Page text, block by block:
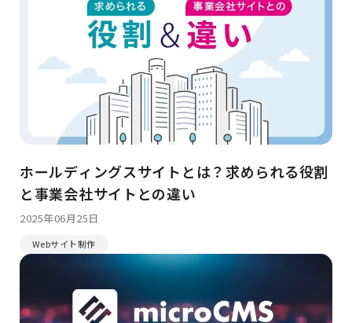
ホールディングスサイトとは？求められる役割
と事業会社サイトとの違い
2025年06月25日
Webサイト制作